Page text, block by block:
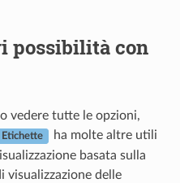
possibilità con
vedere tutte le opzioni,
Etichette
ha molte altre utili
basata sulla
visualizzazione delle